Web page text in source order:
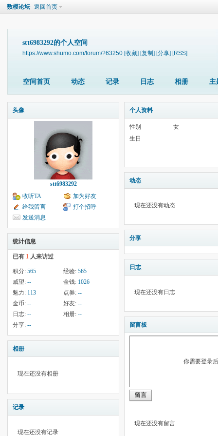
数模论坛 返回首页
stt6983292的个人空间
https://www.shumo.com/forum/?63250 [收藏] [复制] [分享] [RSS]
空间首页 动态 记录 日志 相册 主
头像
stt6983292
收听TA
加为好友
给我留言
打个招呼
发送消息
统计信息
已有 1 人来访过
积分: 565 经验: 565
威望: -- 金钱: 1026
魅力: 113 点券: --
金币: -- 好友: --
日志: -- 相册: --
分享: --
相册
现在还没有相册
记录
现在还没有记录
个人资料
性别
女
生日
动态
现在还没有动态
分享
日志
现在还没有日志
留言板
你需要登录
留言
现在还没有留言